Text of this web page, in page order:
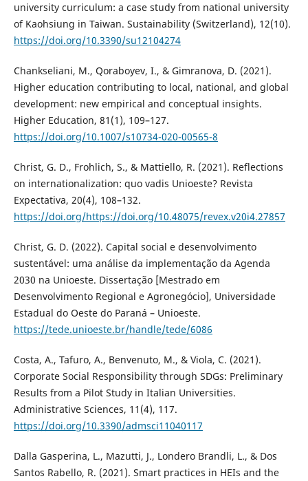
university curriculum: a case study from national university
of Kaohsiung in Taiwan. Sustainability (Switzerland), 12(10).
https://doi.org/10.3390/su12104274
Chankseliani, M., Qoraboyev, I., & Gimranova, D. (2021).
Higher education contributing to local, national, and global
development: new empirical and conceptual insights.
Higher Education, 81(1), 109–127.
https://doi.org/10.1007/s10734-020-00565-8
Christ, G. D., Frohlich, S., & Mattiello, R. (2021). Reflections
on internationalization: quo vadis Unioeste? Revista
Expectativa, 20(4), 108–132.
https://doi.org/https://doi.org/10.48075/revex.v20i4.27857
Christ, G. D. (2022). Capital social e desenvolvimento
sustentável: uma análise da implementação da Agenda
2030 na Unioeste. Dissertação [Mestrado em
Desenvolvimento Regional e Agronegócio], Universidade
Estadual do Oeste do Paraná – Unioeste.
https://tede.unioeste.br/handle/tede/6086
Costa, A., Tafuro, A., Benvenuto, M., & Viola, C. (2021).
Corporate Social Responsibility through SDGs: Preliminary
Results from a Pilot Study in Italian Universities.
Administrative Sciences, 11(4), 117.
https://doi.org/10.3390/admsci11040117
Dalla Gasperina, L., Mazutti, J., Londero Brandli, L., & Dos
Santos Rabello, R. (2021). Smart practices in HEIs and the